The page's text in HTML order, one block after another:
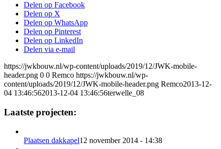
Delen op Facebook
Delen op X
Delen op WhatsApp
Delen op Pinterest
Delen op LinkedIn
Delen via e-mail
https://jwkbouw.nl/wp-content/uploads/2019/12/JWK-mobile-
header.png 0 0 Remco https://jwkbouw.nl/wp-
content/uploads/2019/12/JWK-mobile-header.png Remco2013-12-
04 13:46:562013-12-04 13:46:56terwelle_08
Laatste projecten:
Plaatsen dakkapel12 november 2014 - 14:38